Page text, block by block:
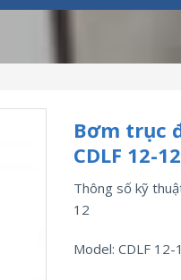
Bơm trục
CDLF 12-12
Thông số kỹ
12
Model: CDLF 12-